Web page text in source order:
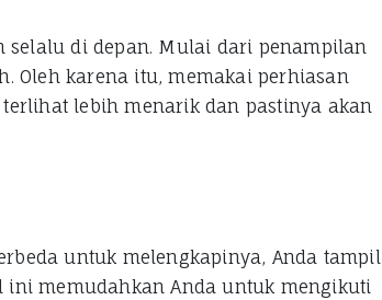
selalu di depan. Mulai dari penampilan
Oleh karena itu, memakai perhiasan
lebih menarik dan pastinya akan
untuk melengkapinya, Anda tampil
ini memudahkan Anda untuk mengikuti